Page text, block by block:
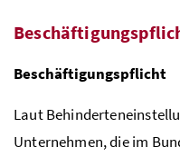
Beschäftigungspflicht
Laut
Unternehmen, die im